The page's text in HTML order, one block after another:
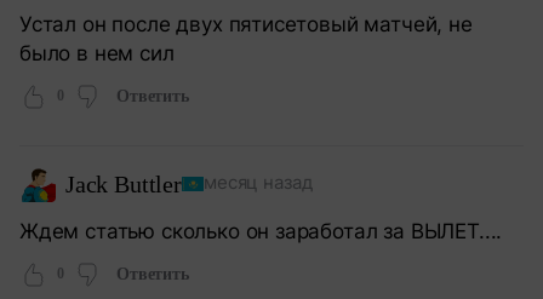
Устал он после двух пятисетовый матчей, не
было в нем сил
Ответить
Jack Buttler месяц назад
Ждем статью сколько он заработал за ВЫЛЕТ....
Ответить